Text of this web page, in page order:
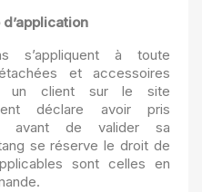
s’appliquent à toute
et accessoires
un client sur le site
déclare avoir pris
avant de valider sa
se réserve le droit de
sont celles en